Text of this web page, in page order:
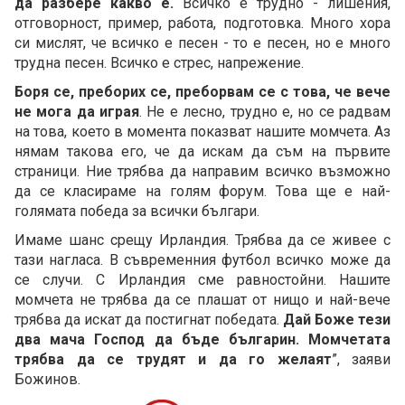
отговорност, пример, работа, подготовка. Много хора
си мислят, че всичко е песен - то е песен, но е много
трудна песен. Всичко е стрес, напрежение.
Боря се, преборих се, преборвам се с това, че вече
не мога да играя. Не е лесно, трудно е, но се радвам
на това, което в момента показват нашите момчета. Аз
нямам такова его, че да искам да съм на първите
страници. Ние трябва да направим всичко възможно
да се класираме на голям форум. Това ще е най-
голямата победа за всички българи.
Имаме шанс срещу Ирландия. Трябва да се живее с
тази нагласа. В съвременния футбол всичко може да
се случи. С Ирландия сме равностойни. Нашите
момчета не трябва да се плашат от нищо и най-вече
трябва да искат да постигнат победата. Дай Боже тези
два мача Господ да бъде българин. Момчетата
трябва да се трудят и да го желаят”, заяви
Божинов.